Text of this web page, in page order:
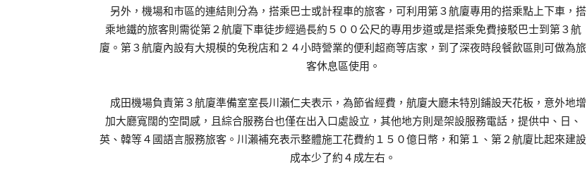
另外，機場和市區的連結則分為，搭乘巴士或計程車的旅客，可利用第３航廈專用的搭乘點上下車，搭
乘地鐵的旅客則需從第２航廈下車徒步經過長約５００公尺的專用步道或是搭乘免費接駁巴士到第３航
廈。第３航廈內設有大規模的免稅店和２４小時營業的便利超商等店家，到了深夜時段餐飲區則可做為旅
客休息區使用。
成田機場負責第３航廈準備室室長川瀨仁夫表示，為節省經費，航廈大廳未特別鋪設天花板，意外地增
加大廳寬闊的空間感，且綜合服務台也僅在出入口處設立，其他地方則是架設服務電話，提供中、日、
英、韓等４國語言服務旅客。川瀨補充表示整體施工花費約１５０億日幣，和第１、第２航廈比起來建設
成本少了約４成左右。